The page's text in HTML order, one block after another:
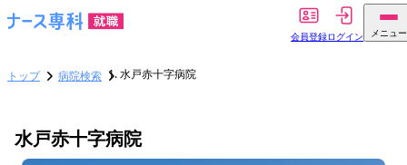
会員登録ログイン メニュー
トップ 病院検索 水戸赤十字病院
水戸赤十字病院